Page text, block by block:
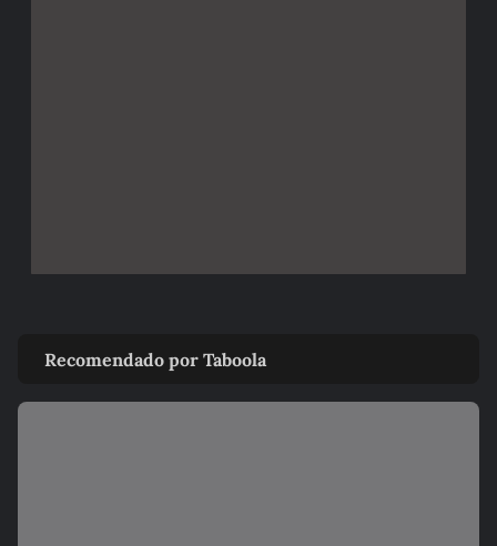
Recomendado por Taboola